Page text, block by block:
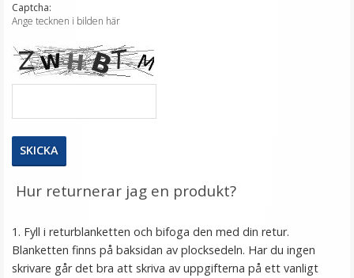
Captcha:
Ange tecknen i bilden här
Hur returnerar jag en produkt?
1. Fyll i returblanketten och bifoga den med din retur.
Blanketten finns på baksidan av plocksedeln. Har du ingen
skrivare går det bra att skriva av uppgifterna på ett vanligt